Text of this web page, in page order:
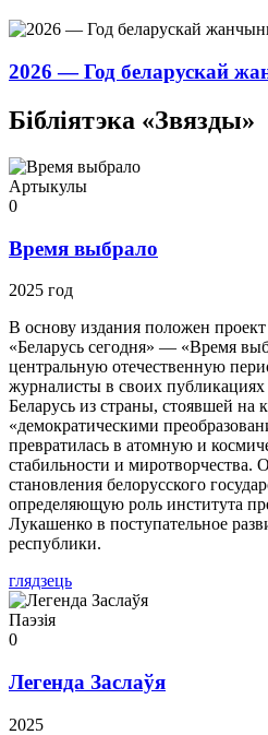
2026 — Год беларускай
Бібліятэка «Звязды»
Артыкулы
0
Время выбрало
2025 год
В основу издания положен проект
«Беларусь сегодня» — «Время
центральную отечественную
журналисты в своих
Беларусь из страны, стоявшей на
«демократическими
превратилась в атомную и
стабильности и миротворчества.
становления белорусского
определяющую роль института
Лукашенко в поступательное
республики.
глядзець
Паэзія
0
Легенда Заслаўя
2025